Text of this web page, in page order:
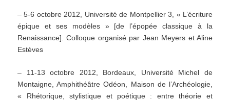
– 5-6 octobre 2012, Université de Montpellier 3, « L’écriture
épique et ses modèles » [de l’épopée classique à la
Renaissance]. Colloque organisé par Jean Meyers et Aline
Estèves
– 11-13 octobre 2012, Bordeaux, Université Michel de
Montaigne, Amphithéâtre Odéon, Maison de l’Archéologie,
« Rhétorique, stylistique et poétique : entre théorie et